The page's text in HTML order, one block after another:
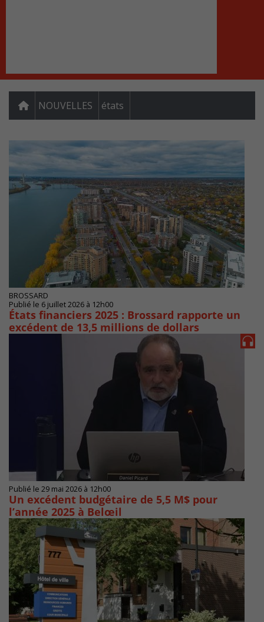
NOUVELLES états
BROSSARD
Publié le 6 juillet 2026 à 12h00
États financiers 2025 : Brossard rapporte un
excédent de 13,5 millions de dollars
Publié le 29 mai 2026 à 12h00
Un excédent budgétaire de 5,5 M$ pour
l’année 2025 à Belœil